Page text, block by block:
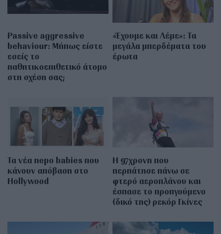
Passive aggressive
behaviour: Μήπως είστε
εσείς το
παθητικοεπιθετικό άτομο
στη σχέση σας;
«Έχουμε και Λέμε»: Τα
μεγάλα μπερδέματα του
έρωτα
Τα νέα nepo babies που
κάνουν απόβαση στο
Hollywood
Η 97χρονη που
περπάτησε πάνω σε
φτερό αεροπλάνου και
έσπασε το προηγούμενο
(δικό της) ρεκόρ Γκίνες